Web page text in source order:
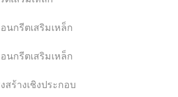
กรีตเสริมเหล็ก
กรีตเสริมเหล็ก
ร้างเชิงประกอบ